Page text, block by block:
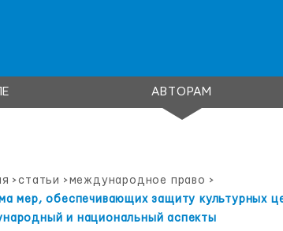
АВТОРАМ
>статьи >международное право >
мер, обеспечивающих защиту культурных
и национальный аспекты